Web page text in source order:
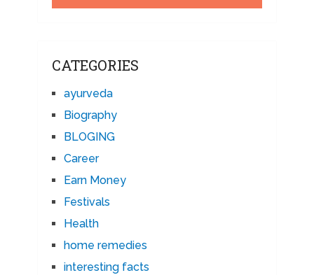
CATEGORIES
ayurveda
Biography
BLOGING
Career
Earn Money
Festivals
Health
home remedies
interesting facts